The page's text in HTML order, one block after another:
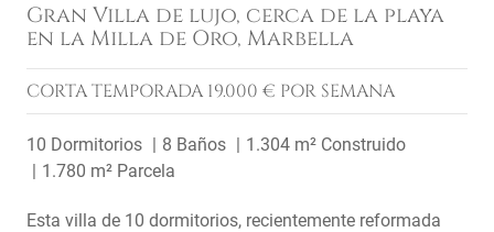
Gran Villa de lujo, cerca de la playa
en la Milla de Oro, Marbella
CORTA TEMPORADA 19.000 € POR SEMANA
10 Dormitorios 8 Baños
1.304 m² Construido
1.780 m² Parcela
Esta villa de 10 dormitorios, recientemente reformada